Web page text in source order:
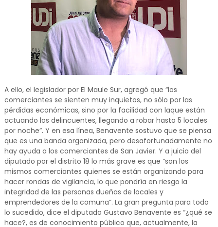
A ello, el legislador por El Maule Sur, agregó que “los
comerciantes se sienten muy inquietos, no sólo por las
pérdidas económicas, sino por la facilidad con laque están
actuando los delincuentes, llegando a robar hasta 5 locales
por noche”. Y en esa línea, Benavente sostuvo que se piensa
que es una banda organizada, pero desafortunadamente no
hay ayuda a los comerciantes de San Javier. Y a juicio del
diputado por el distrito 18 lo más grave es que “son los
mismos comerciantes quienes se están organizando para
hacer rondas de vigilancia, lo que pondría en riesgo la
integridad de las personas dueñas de locales y
emprendedores de la comuna”. La gran pregunta para todo
lo sucedido, dice el diputado Gustavo Benavente es “¿qué se
hace?, es de conocimiento público que, actualmente, la